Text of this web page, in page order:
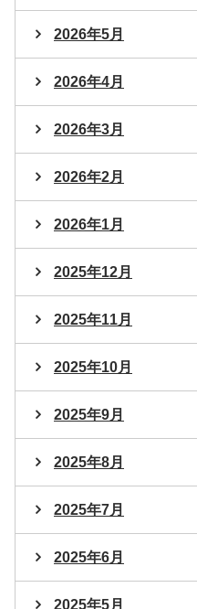
2026年5月
2026年4月
2026年3月
2026年2月
2026年1月
2025年12月
2025年11月
2025年10月
2025年9月
2025年8月
2025年7月
2025年6月
2025年5月